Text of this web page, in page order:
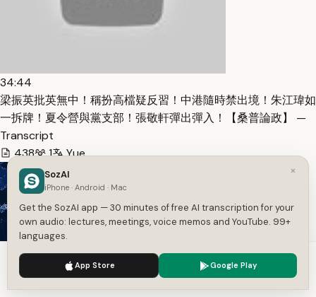
34:44
梁振英批英無中！稱扮高檔疑反習！中港隨時禁出境！朱江瑋如
一拆牌！夏令營與黨支部！張敬軒彈出彈入！【桑普論政】 —
Transcript
438
1 Yue
We use cookies to enhance your experience.
×
SozAI
iPhone · Android · Mac
Get the SozAI app — 30 minutes of free AI transcription for your
own audio: lectures, meetings, voice memos and YouTube. 99+
languages.
App Store Google Play